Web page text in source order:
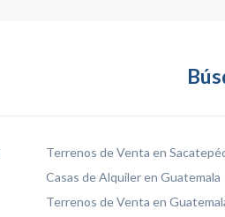
Terrenos de Venta en
Casas de Alquiler en Guatemala
Terrenos de Venta en